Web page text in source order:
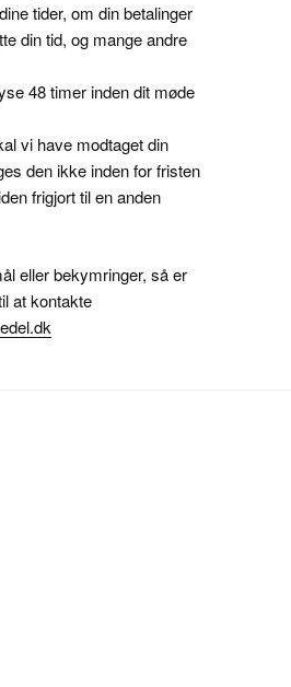
tider, om din betalinger
din tid, og mange andre
48 timer inden dit møde
vi have modtaget din
den ikke inden for fristen
frigjort til en anden
eller bekymringer, så er
at kontakte